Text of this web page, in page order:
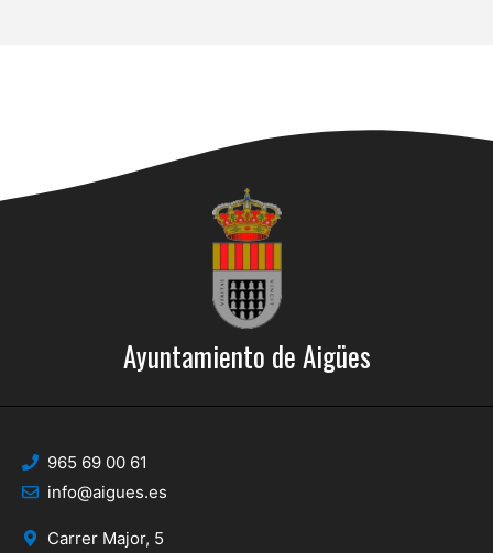
Ayuntamiento de Aigües
965 69 00 61
info@aigues.es
Carrer Major, 5